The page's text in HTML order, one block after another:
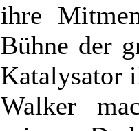
ihre
Bühne der
Katalysator
Walker